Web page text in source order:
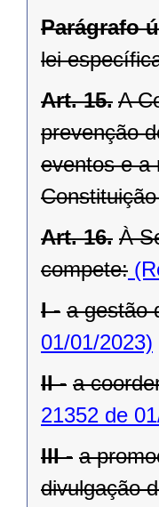
Parágrafo
lei
Art. 15. A
prevenção
eventos e a
Art. 16. À
compete:
I - a gestão
01/01/2023)
II - a
21352 de
III - a
divulgação